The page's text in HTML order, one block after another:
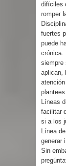
difíciles
romper
fuertes
puede
crónica.
siempre
aplican,
Líneas
facilitar
si a los
Línea
generar
Sin